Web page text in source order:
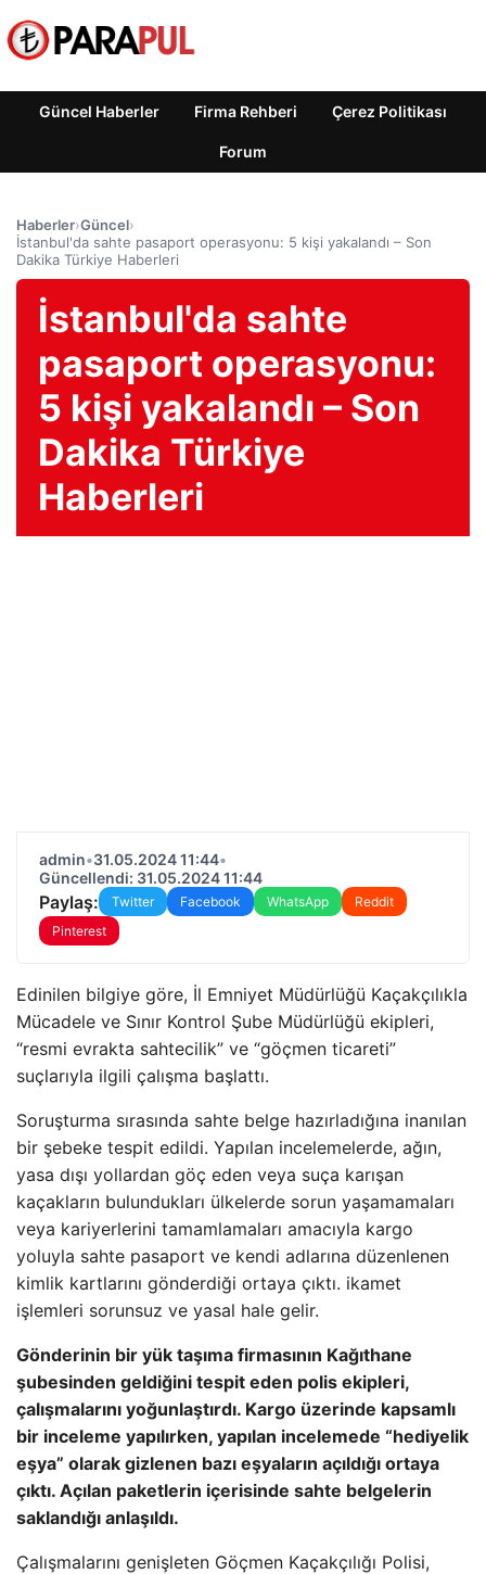
Güncel Haberler Firma Rehberi Çerez Politikası
Forum
Haberler›Güncel›
İstanbul'da sahte pasaport operasyonu: 5 kişi yakalandı – Son
Dakika Türkiye Haberleri
İstanbul'da sahte
pasaport operasyonu:
5 kişi yakalandı – Son
Dakika Türkiye
Haberleri
admin•31.05.2024 11:44•
Güncellendi: 31.05.2024 11:44
Paylaş: Twitter Facebook WhatsApp
Reddit
Pinterest
Edinilen bilgiye göre, İl Emniyet Müdürlüğü Kaçakçılıkla
Mücadele ve Sınır Kontrol Şube Müdürlüğü ekipleri,
“resmi evrakta sahtecilik” ve “göçmen ticareti”
suçlarıyla ilgili çalışma başlattı.
Soruşturma sırasında sahte belge hazırladığına inanılan
bir şebeke tespit edildi. Yapılan incelemelerde, ağın,
yasa dışı yollardan göç eden veya suça karışan
kaçakların bulundukları ülkelerde sorun yaşamamaları
veya kariyerlerini tamamlamaları amacıyla kargo
yoluyla sahte pasaport ve kendi adlarına düzenlenen
kimlik kartlarını gönderdiği ortaya çıktı. ikamet
işlemleri sorunsuz ve yasal hale gelir.
Gönderinin bir yük taşıma firmasının Kağıthane
şubesinden geldiğini tespit eden polis ekipleri,
çalışmalarını yoğunlaştırdı. Kargo üzerinde kapsamlı
bir inceleme yapılırken, yapılan incelemede “hediyelik
eşya” olarak gizlenen bazı eşyaların açıldığı ortaya
çıktı. Açılan paketlerin içerisinde sahte belgelerin
saklandığı anlaşıldı.
Çalışmalarını genişleten Göçmen Kaçakçılığı Polisi,